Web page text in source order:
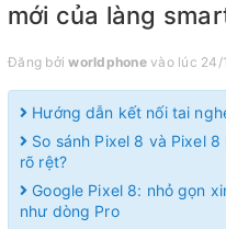
mới của làng
Đăng bởiworldphonevào lúc 24/
Hướng dẫn kết nối tai
So sánh Pixel 8 và Pixel
rõ rệt?
Google Pixel 8: nhỏ gọn
như dòng Pro